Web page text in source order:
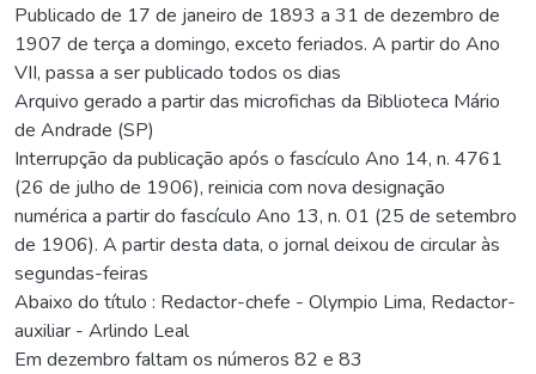
Publicado de 17 de janeiro de 1893 a 31 de dezembro de
1907 de terça a domingo, exceto feriados. A partir do Ano
VII, passa a ser publicado todos os dias
Arquivo gerado a partir das microfichas da Biblioteca Mário
de Andrade (SP)
Interrupção da publicação após o fascículo Ano 14, n. 4761
(26 de julho de 1906), reinicia com nova designação
numérica a partir do fascículo Ano 13, n. 01 (25 de setembro
de 1906). A partir desta data, o jornal deixou de circular às
segundas-feiras
Abaixo do título : Redactor-chefe - Olympio Lima, Redactor-
auxiliar - Arlindo Leal
Em dezembro faltam os números 82 e 83